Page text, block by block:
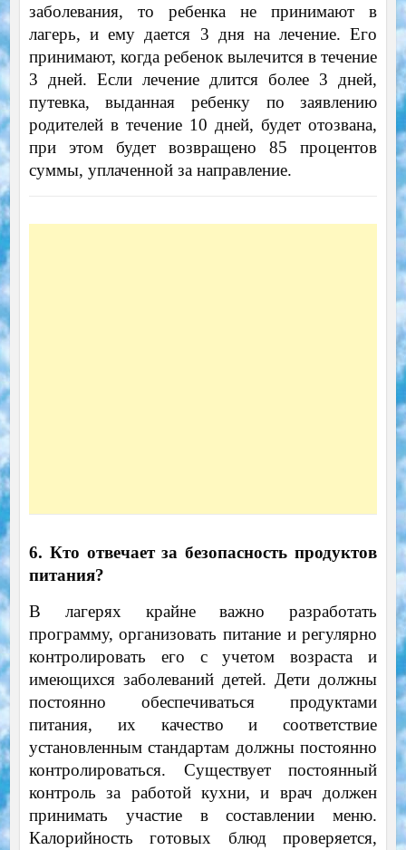
заболевания, то ребенка не принимают в
лагерь, и ему дается 3 дня на лечение. Его
принимают, когда ребенок вылечится в течение
3 дней. Если лечение длится более 3 дней,
путевка, выданная ребенку по заявлению
родителей в течение 10 дней, будет отозвана,
при этом будет возвращено 85 процентов
суммы, уплаченной за направление.
6. Кто отвечает за безопасность продуктов
питания?
В лагерях крайне важно разработать
программу, организовать питание и регулярно
контролировать его с учетом возраста и
имеющихся заболеваний детей. Дети должны
постоянно обеспечиваться продуктами
питания, их качество и соответствие
установленным стандартам должны постоянно
контролироваться. Существует постоянный
контроль за работой кухни, и врач должен
принимать участие в составлении меню.
Калорийность готовых блюд проверяется,